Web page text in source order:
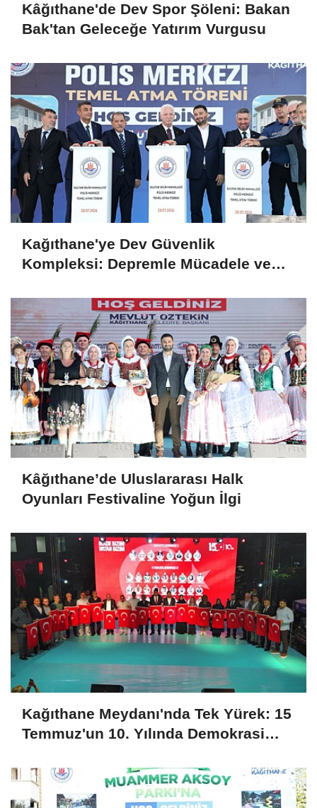
Kâğıthane'de Dev Spor Şöleni: Bakan
Bak'tan Geleceğe Yatırım Vurgusu
Kağıthane'ye Dev Güvenlik
Kompleksi: Depremle Mücadele ve
Kâğıthane’de Uluslararası Halk
Oyunları Festivaline Yoğun İlgi
Kağıthane Meydanı'nda Tek Yürek: 15
Temmuz'un 10. Yılında Demokrasi